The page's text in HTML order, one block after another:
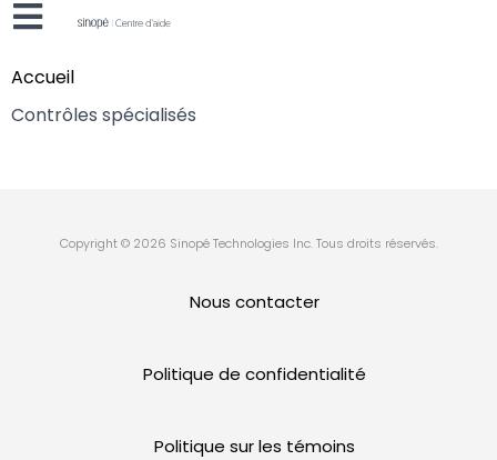
Accueil
Contrôles spécialisés
Copyright © 2026 Sinopé Technologies Inc. Tous droits réservés.
Nous contacter
Politique de confidentialité
Politique sur les témoins